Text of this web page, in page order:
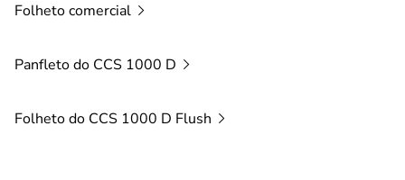
Folhetocomercial
Panfleto do CCS 1000 D
Folheto do CCS 1000 D Flush